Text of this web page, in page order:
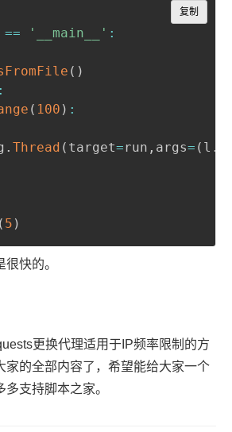
== '__main__' :
( )
:
( 100 ) :
. Thread ( target=run , args= ( l .
( 5 )
复制
Copy
快的。
更换代理适用于IP频率限制的方
家的全部内容了，希望能给大家一个
支持脚本之家。